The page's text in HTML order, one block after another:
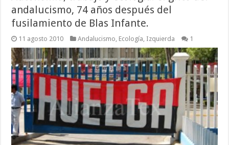
andalucismo, 74 años después del
fusilamiento de Blas Infante.
11 agosto 2010 Andalucismo, Ecología, Izquierda 1